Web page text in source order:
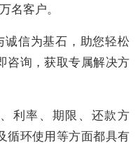
名客户。
信为基石，助您轻松
咨询，获取专属解决方
利率、期限、还款方
循环使用等方面都具有